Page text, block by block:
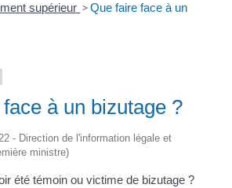
supérieur >Que faire face à un
à un bizutage ?
- Direction de l'information légale et
ministre)
été témoin ou victime de bizutage ?